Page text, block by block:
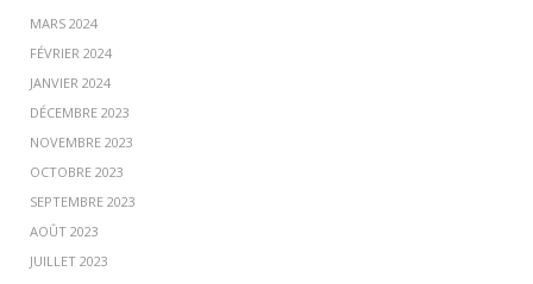
MARS 2024
FÉVRIER 2024
JANVIER 2024
DÉCEMBRE 2023
NOVEMBRE 2023
OCTOBRE 2023
SEPTEMBRE 2023
AOÛT 2023
JUILLET 2023